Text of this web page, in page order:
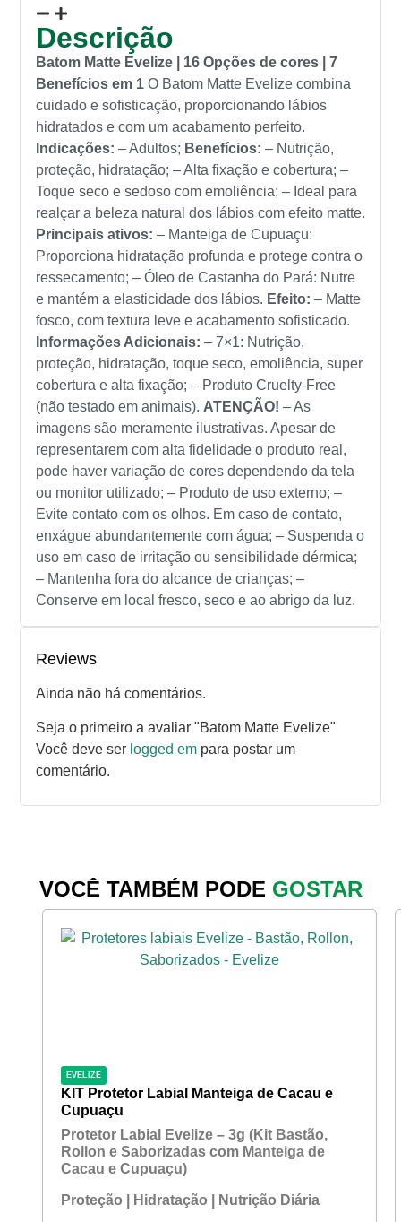
Descrição
Batom Matte Evelize | 16 Opções de cores | 7
Benefícios em 1O Batom Matte Evelize combina
cuidado e sofisticação, proporcionando lábios
hidratados e com um acabamento perfeito.
Indicações: – Adultos; Benefícios: – Nutrição,
proteção, hidratação; – Alta fixação e cobertura; –
Toque seco e sedoso com emoliência; – Ideal para
realçar a beleza natural dos lábios com efeito matte.
Principais ativos: – Manteiga de Cupuaçu:
Proporciona hidratação profunda e protege contra o
ressecamento; – Óleo de Castanha do Pará: Nutre
e mantém a elasticidade dos lábios. Efeito: – Matte
fosco, com textura leve e acabamento sofisticado.
Informações Adicionais: – 7×1: Nutrição,
proteção, hidratação, toque seco, emoliência, super
cobertura e alta fixação; – Produto Cruelty-Free
(não testado em animais). ATENÇÃO! – As
imagens são meramente ilustrativas. Apesar de
representarem com alta fidelidade o produto real,
pode haver variação de cores dependendo da tela
ou monitor utilizado; – Produto de uso externo; –
Evite contato com os olhos. Em caso de contato,
enxágue abundantemente com água; – Suspenda o
uso em caso de irritação ou sensibilidade dérmica;
– Mantenha fora do alcance de crianças; –
Conserve em local fresco, seco e ao abrigo da luz.
Reviews
Ainda não há comentários.
Seja o primeiro a avaliar "Batom Matte Evelize"
Você deve ser logged empara postar um
comentário.
VOCÊ TAMBÉM PODE GOSTAR
EVELIZE
KIT Protetor Labial Manteiga de Cacau e
Cupuaçu
Protetor Labial Evelize – 3g (Kit Bastão,
Rollon e Saborizadas com Manteiga de
Cacau e Cupuaçu)
Proteção | Hidratação | Nutrição Diária